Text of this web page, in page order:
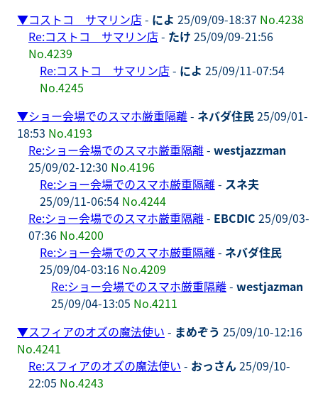
▼コストコ サマリン店- によ 25/09/09-18:37 No.4238
Re:コストコ サマリン店- たけ 25/09/09-21:56
No.4239
Re:コストコ サマリン店- によ 25/09/11-07:54
No.4245
▼ショー会場でのスマホ厳重隔離- ネバダ住民25/09/01-
18:53 No.4193
Re:ショー会場でのスマホ厳重隔離- westjazzman
25/09/02-12:30 No.4196
Re:ショー会場でのスマホ厳重隔離- スネ夫
25/09/11-06:54 No.4244
Re:ショー会場でのスマホ厳重隔離- EBCDIC 25/09/03-
07:36 No.4200
Re:ショー会場でのスマホ厳重隔離- ネバダ住民
25/09/04-03:16 No.4209
Re:ショー会場でのスマホ厳重隔離- westjazman
25/09/04-13:05 No.4211
▼スフィアのオズの魔法使い - まめぞう 25/09/10-12:16
No.4241
Re:スフィアのオズの魔法使い - おっさん25/09/10-
22:05 No.4243